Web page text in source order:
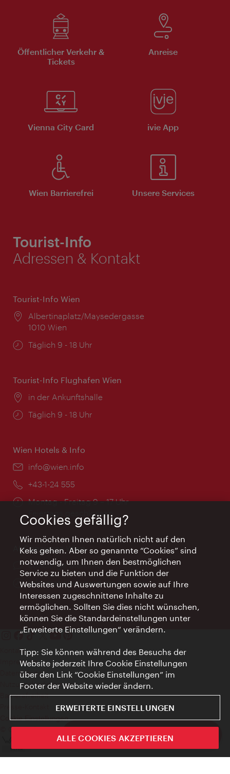
ivie - Die offizielle City Guide App
Öffentlicher Verkehr &
Tickets
Anreise
Vienna City Card ivie App
Wien Barrierefrei Unsere Services
Tourist-Info
Adressen & Kontakt
Tourist-Info Wien
Ort:
Albertinaplatz/Maysedergasse
1010 Wien
Öffnungszeiten:
Täglich 9 - 18 Uhr
Tourist-Info Flughafen Wien
Ort:
in der Ankunftshalle
Öffnungszeiten:
Täglich 9 - 18 Uhr
Wien Hotels & Info
Email:
info@wien.info
Telefon:
+43-1-24 555
Öffnungszeiten:
Montag - Freitag 9 – 17 Uhr
Feiertags geschlossen
AI Concierge Wien
Ort:
concierge.wien.info
Öffnungszeiten:
Informationen rund um die Uhr
Kontakt
Impressum
Datenschutz
Nutzungsbedingungen
Barrierefreiheit
Cookie Einstellungen
© Copyright WienTourismus
Cookies gefällig?
Wir möchten Ihnen natürlich nicht auf den
Keks gehen. Aber so genannte “Cookies” sind
notwendig, um Ihnen den bestmöglichen
Service zu bieten und die Funktion der
Websites und Auswertungen sowie auf Ihre
Interessen zugeschnittene Inhalte zu
ermöglichen. Sollten Sie dies nicht wünschen,
können Sie die Standardeinstellungen unter
„Erweiterte Einstellungen“ verändern.
Tipp: Sie können während des Besuchs der
Website jederzeit Ihre Cookie Einstellungen
über den Link “Cookie Einstellungen” im
Footer der Website wieder ändern.
ERWEITERTE EINSTELLUNGEN
ALLE COOKIES AKZEPTIEREN